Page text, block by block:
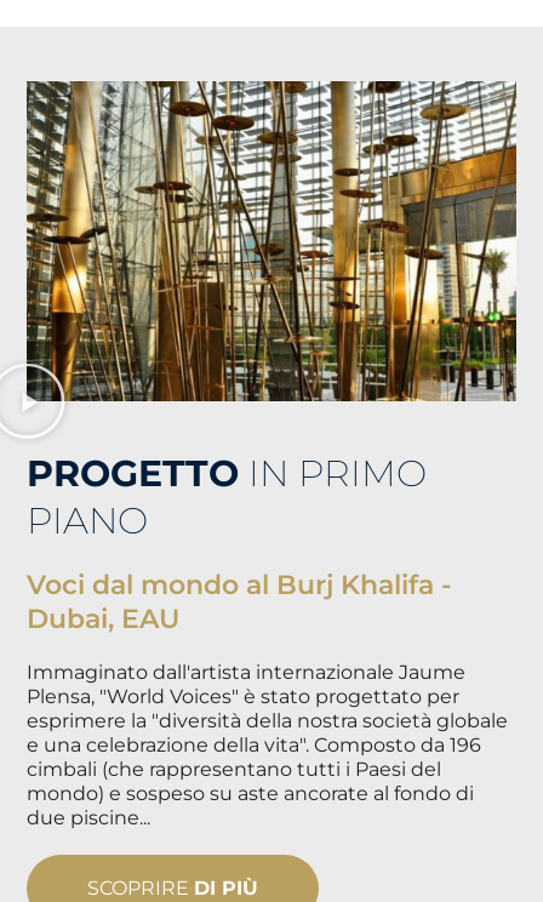
PROGETTO IN PRIMO
PIANO
Voci dal mondo al Burj Khalifa -
Dubai, EAU
Immaginato dall'artista internazionale Jaume
Plensa, "World Voices" è stato progettato per
esprimere la "diversità della nostra società globale
e una celebrazione della vita". Composto da 196
cimbali (che rappresentano tutti i Paesi del
mondo) e sospeso su aste ancorate al fondo di
due piscine...
SCOPRIRE DI PIÙ